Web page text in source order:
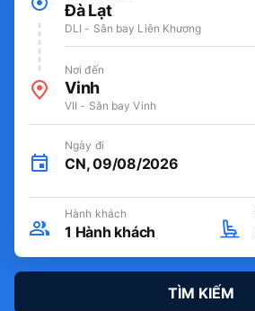
Đà Lạt
DLI - Sân bay Liên Khương
Nơi đến
Vinh
VII - Sân bay Vinh
Ngày đi
CN, 09/08/2026
Hành khách
1 Hành khách
TÌM KIẾM